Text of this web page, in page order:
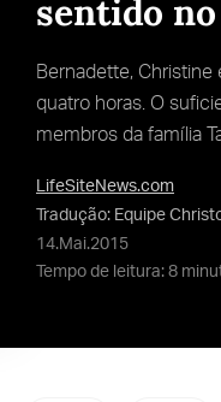
sentido
Bernadette,
quatro horas. O
membros da família
LifeSiteNews.com
Tradução: Equipe
14.Mai.2015
Tempo de leitura: 8